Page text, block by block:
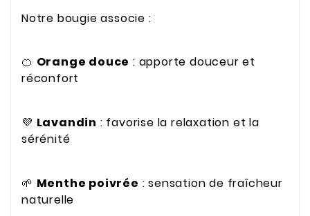
Notre bougie associe :
🍊 Orange douce : apporte douceur et
réconfort
💜 Lavandin : favorise la relaxation et la
sérénité
🌱 Menthe poivrée : sensation de fraîcheur
naturelle